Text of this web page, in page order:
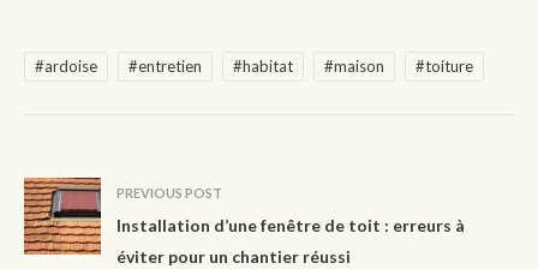
#ardoise #entretien #habitat #maison #toiture
PREVIOUS POST
Installation d’une fenêtre de toit : erreurs à
éviter pour un chantier réussi